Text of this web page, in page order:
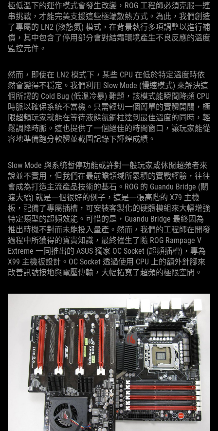
極低溫下的運作模式會發生改變，ROG 工程師必須克服一連
串挑戰，才能完美支援這些極端散熱方式。為此，我們創造
了專屬的 LN2 (液態氮) 模式，在背景執行多項調整以進行補
償，其中包含了停用部分會對結霜環境產生不良反應的溫度
監控元件。
然而，即使在 LN2 模式下，某些 CPU 在低於特定溫度時依
然會變得不穩定。我們利用 Slow Mode (慢速模式) 來解決這
個所謂的 Cold Bug (低溫冷暴) 難題，該模式能瞬間降頻 CPU
時脈以確保系統不當機。只需輕切一個簡單的實體開關，極
限超頻玩家就能在等待液態氮銅柱達到最佳溫度的同時，輕
鬆調降時脈。這也提供了一個絕佳的時間窗口，讓玩家能從
容地準備跑分軟體並截圖記錄下輝煌成績。
Slow Mode 與系統暫停功能或許對一般玩家或休閒超頻者來
說並不實用，但我們在最前瞻領域所累積的實戰經驗，往往
會成為打造主流產品技術的基石。ROG 的 Guandu Bridge (關
渡大橋) 就是一個很好的例子，這是一張高階的 X79 主機
板，配備了專屬插槽，可安裝客製化的硬體模組來大幅增強
特定類型的超頻效能。可惜的是，Guandu Bridge 最終因為
推出時機不對而未能投入量產。然而，我們的工程師在開發
過程中所獲得的寶貴知識，最終催生了隨 ROG Rampage V
Extreme 一同推出的 ASUS 獨家 OC Socket (超頻插槽)，專為
X99 主機板設計。OC Socket 透過使用 CPU 上的額外針腳來
改善訊號接地與電壓傳輸，大幅拓寬了超頻的極限空間。